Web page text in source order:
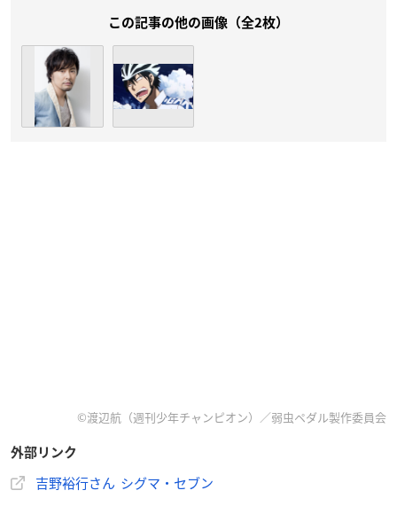
この記事の他の画像（全2枚）
©渡辺航（週刊少年チャンピオン）／弱虫ペダル製作委員会
外部リンク
吉野裕行さん シグマ・セブン